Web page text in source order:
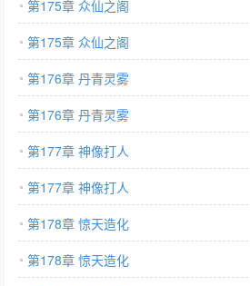
第175章 众仙之阁
第175章 众仙之阁
第176章 丹青灵雾
第176章 丹青灵雾
第177章 神像打人
第177章 神像打人
第178章 惊天造化
第178章 惊天造化